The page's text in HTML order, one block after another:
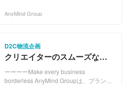
*YouTube:
AnyMind Groupの事業部 ◆D2Cソリュー
ションズ事業部 AnyFactory AnyShop
AnyLogi ◆インフルエンサーマーケティ
ング事業部 AnyTag ◆クリエイターグロ
ース事業部 AnyCreator ◆デジタルマーケ
ームを、世界13市場17拠点に提供するテ
額62.3百万米ドル（約68.6億円）の資金
を調達しています。 代表の十河はForbes
JAPANの「日本の起業家ランキング
2021」で"日本の起業家TOP20"に選出さ
れています。 *note:
AnyMind Group
D2C物流企画
クリエイターのスムーズな
D2C事業立ち上げ～運用を支
援！物流企画募集
ーーーーMake every business
borderless AnyMind Groupは、ブランド